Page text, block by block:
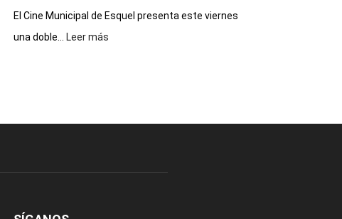
El Cine Municipal de Esquel presenta este viernes
una doble...
Leer más
presenta